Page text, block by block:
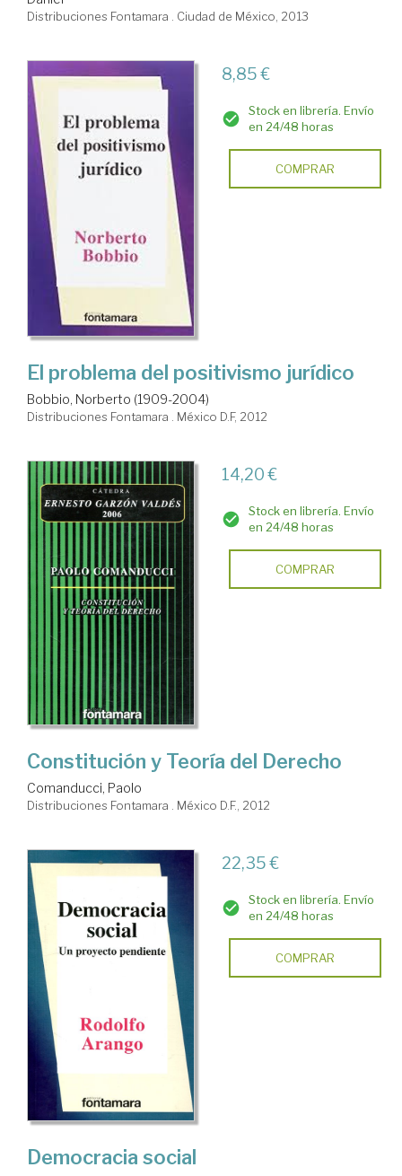
Distribuciones Fontamara . Ciudad de México, 2013
8,85 €
Stock en librería. Envío
en 24/48 horas
COMPRAR
El problema del positivismo jurídico
Bobbio, Norberto (1909-2004)
Distribuciones Fontamara . México D.F, 2012
14,20 €
Stock en librería. Envío
en 24/48 horas
COMPRAR
Constitución y Teoría del Derecho
Comanducci, Paolo
Distribuciones Fontamara . México D.F., 2012
22,35 €
Stock en librería. Envío
en 24/48 horas
COMPRAR
Democracia social